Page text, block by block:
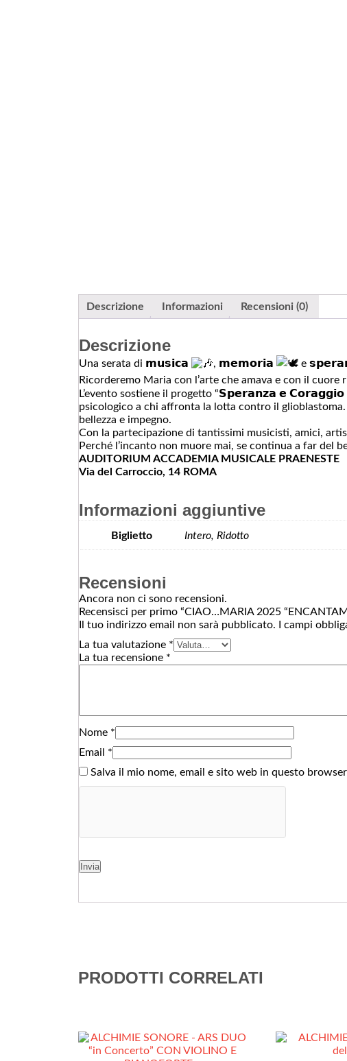
Descrizione Informazioni Recensioni (0)
Descrizione
Una serata di 𝗺𝘂𝘀𝗶𝗰𝗮 , 𝗺𝗲𝗺𝗼𝗿𝗶𝗮
e
Ricorderemo Maria con l’arte che amava e con il
L’evento sostiene il progetto “𝗦𝗽𝗲𝗿𝗮𝗻𝘇𝗮 𝗲
psicologico a chi affronta la lotta contro il
bellezza e impegno.
Con la partecipazione di tantissimi musicisti, amici,
Perché l’incanto non muore mai, se continua a far del
AUDITORIUM ACCADEMIA MUSICALE PRAENESTE
Via del Carroccio, 14 ROMA
Informazioni aggiuntive
Biglietto Intero, Ridotto
Recensioni
Ancora non ci sono recensioni.
Recensisci per primo “CIAO…MARIA 2025
Il tuo indirizzo email non sarà pubblicato.
I campi
La tua valutazione *
La tua recensione *
Nome *
Email *
Salva il mio nome, email e sito web in questo
PRODOTTI CORRELATI